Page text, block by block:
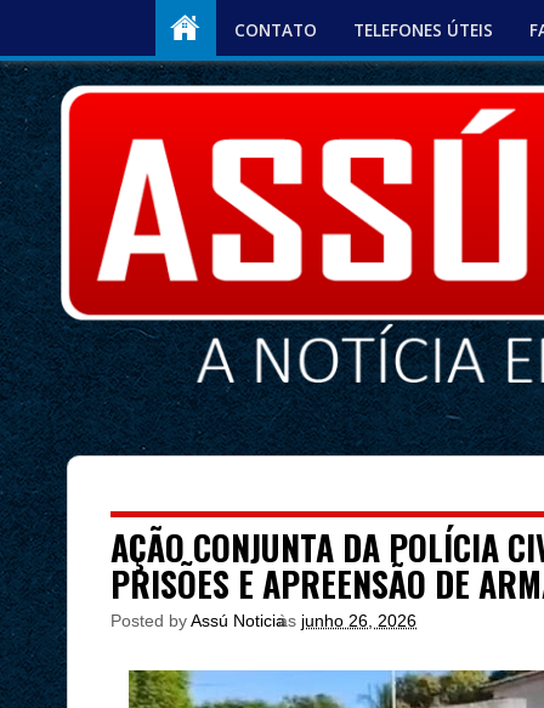
CONTATO TELEFONES ÚTEIS
AÇÃO CONJUNTA DA POLÍCIA
PRISÕES E APREENSÃO DE
Posted byAssú Noticia
às junho 26, 2026